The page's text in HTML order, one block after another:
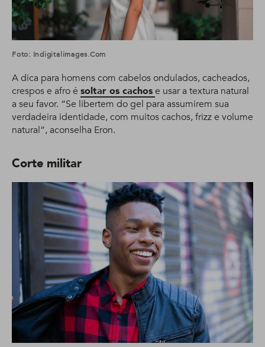
Foto: Indigitalimages.com
A dica para homens com cabelos ondulados, cacheados,
crespos e afro é soltar os cachose usar a textura natural
a seu favor. “Se libertem do gel para assumirem sua
verdadeira identidade, com muitos cachos, frizz e volume
natural”, aconselha Eron.
Corte militar